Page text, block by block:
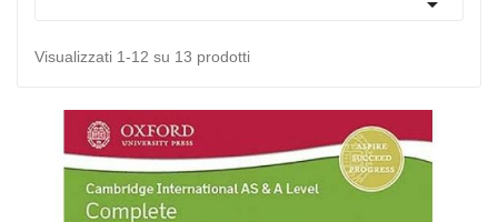
Visualizzati 1-12 su 13 prodotti